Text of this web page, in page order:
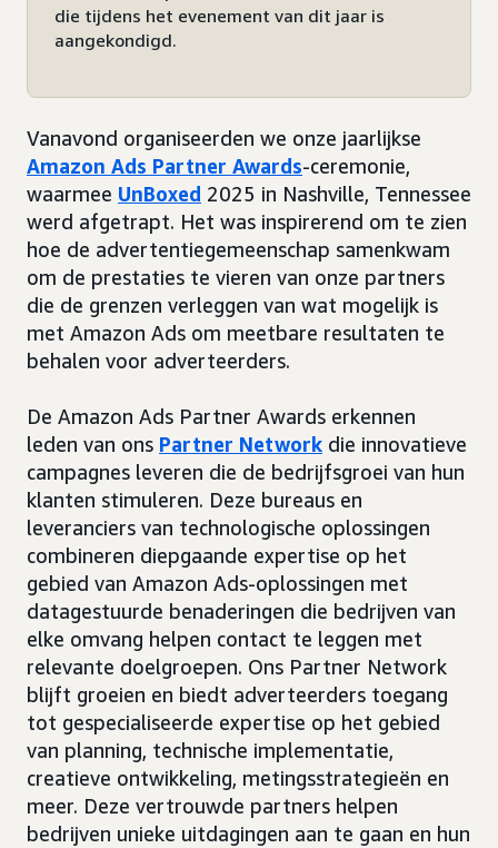
die tijdens het evenement van dit jaar is
aangekondigd.
Vanavond organiseerden we onze jaarlijkse
Amazon Ads Partner Awards-ceremonie,
waarmee UnBoxed 2025 in Nashville, Tennessee
werd afgetrapt. Het was inspirerend om te zien
hoe de advertentiegemeenschap samenkwam
om de prestaties te vieren van onze partners
die de grenzen verleggen van wat mogelijk is
met Amazon Ads om meetbare resultaten te
behalen voor adverteerders.
De Amazon Ads Partner Awards erkennen
leden van ons Partner Network die innovatieve
campagnes leveren die de bedrijfsgroei van hun
klanten stimuleren. Deze bureaus en
leveranciers van technologische oplossingen
combineren diepgaande expertise op het
gebied van Amazon Ads-oplossingen met
datagestuurde benaderingen die bedrijven van
elke omvang helpen contact te leggen met
relevante doelgroepen. Ons Partner Network
blijft groeien en biedt adverteerders toegang
tot gespecialiseerde expertise op het gebied
van planning, technische implementatie,
creatieve ontwikkeling, metingsstrategieën en
meer. Deze vertrouwde partners helpen
bedrijven unieke uitdagingen aan te gaan en hun